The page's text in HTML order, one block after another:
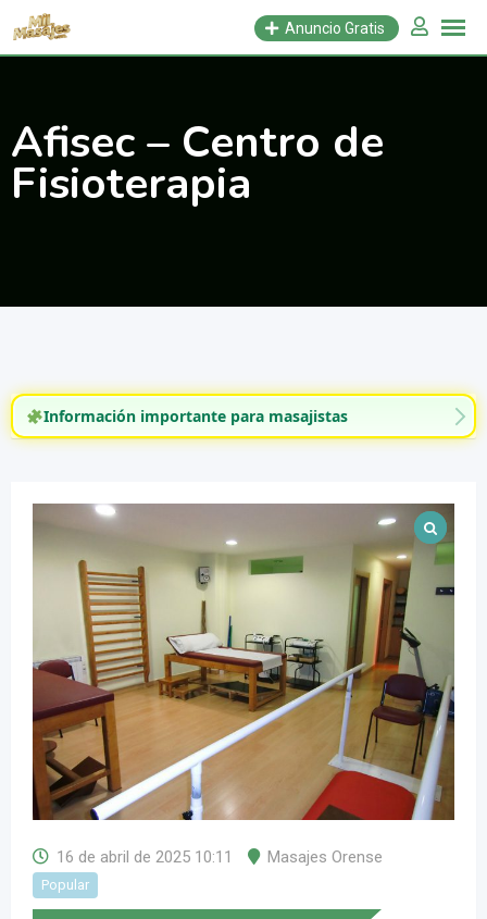
Saltar
Anuncio Gratis
Afisec – Centro de
Fisioterapia
Información importante para masajistas
16 de abril de 2025 10:11 Masajes Orense
Popular